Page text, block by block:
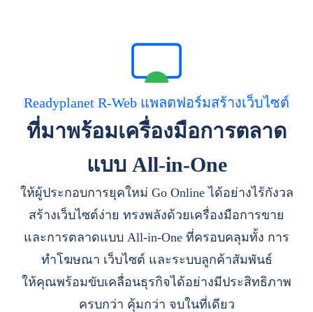
Readyplanet R-Web แพลตฟอร์มสร้างเว็บไซต์
ที่มาพร้อมเครื่องมือการตลาด
แบบ All-in-One
ให้ผู้ประกอบการยุคใหม่ Go Online ได้อย่างไร้กังวล
สร้างเว็บไซต์ง่าย ทรงพลังด้วยเครื่องมือการขาย
และการตลาดแบบ All-in-One ที่ครอบคลุมทั้ง การ
ทำโฆษณา เว็บไซต์ และระบบลูกค้าสัมพันธ์
ให้คุณพร้อมขับเคลื่อนธุรกิจได้อย่างมีประสิทธิภาพ
ครบกว่า คุ้มกว่า จบในที่เดียว